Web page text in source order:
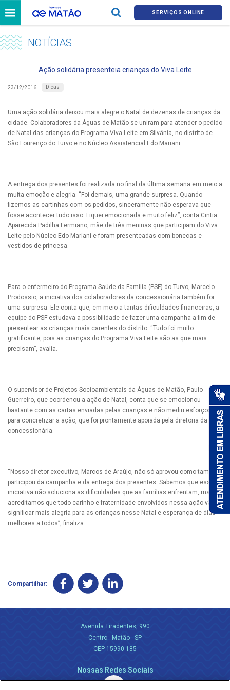
SERVIÇOS ONLINE
NOTÍCIAS
Ação solidária presenteia crianças do Viva Leite
23/12/2016 Dicas
Uma ação solidária deixou mais alegre o Natal de dezenas de crianças da
cidade. Colaboradores da Águas de Matão se uniram para atender o pedido
de Natal das crianças do Programa Viva Leite em Silvânia, no distrito de
São Lourenço do Turvo e no Núcleo Assistencial Edo Mariani.
A entrega dos presentes foi realizada no final da última semana em meio a
muita emoção e alegria. “Foi demais, uma grande surpresa. Quando
fizemos as cartinhas com os pedidos, sinceramente não esperava que
fosse acontecer tudo isso. Fiquei emocionada e muito feliz”, conta Cintia
Aparecida Padilha Fermiano, mãe de três meninas que participam do Viva
Leite pelo Núcleo Edo Mariani e foram presenteadas com bonecas e
vestidos de princesa.
Para o enfermeiro do Programa Saúde da Família (PSF) do Turvo, Marcelo
Prodossio, a iniciativa dos colaboradores da concessionária também foi
uma surpresa. Ele conta que, em meio a tantas dificuldades financeiras, a
equipe do PSF estudava a possibilidade de fazer uma campanha a fim de
presentear as crianças mais carentes do distrito. “Tudo foi muito
gratificante, pois as crianças do Programa Viva Leite são as que mais
precisam”, avalia.
O supervisor de Projetos Socioambientais da Águas de Matão, Paulo
Guerreiro, que coordenou a ação de Natal, conta que se emocionou
bastante com as cartas enviadas pelas crianças e não mediu esforços
para concretizar a ação, que foi prontamente apoiada pela diretoria da
concessionária.
“Nosso diretor executivo, Marcos de Araújo, não só aprovou como também
participou da campanha e da entrega dos presentes. Sabemos que essa
iniciativa não soluciona as dificuldades que as famílias enfrentam, mas
acreditamos que todo carinho e fraternidade envolvidos nessa ação vão
significar mais alegria para as crianças nesse Natal e esperança de dias
melhores a todos”, finaliza.
Compartilhar:
Avenida Tiradentes, 990
Centro - Matão - SP
CEP 15990-185
Nossas Redes Sociais